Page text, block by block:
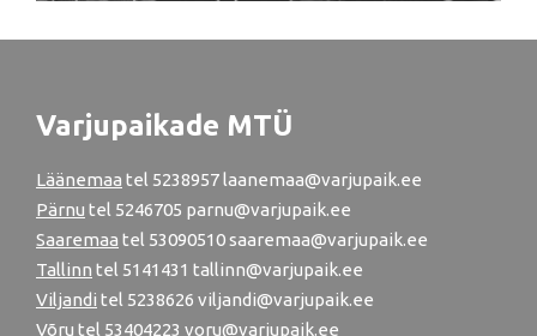
Varjupaikade MTÜ
Läänemaa tel 5238957 laanemaa@varjupaik.ee
Pärnu tel 5246705 parnu@varjupaik.ee
Saaremaa tel 53090510 saaremaa@varjupaik.ee
Tallinn tel 5141431 tallinn@varjupaik.ee
Viljandi tel 5238626 viljandi@varjupaik.ee
Võru tel 53404223 voru@varjupaik.ee